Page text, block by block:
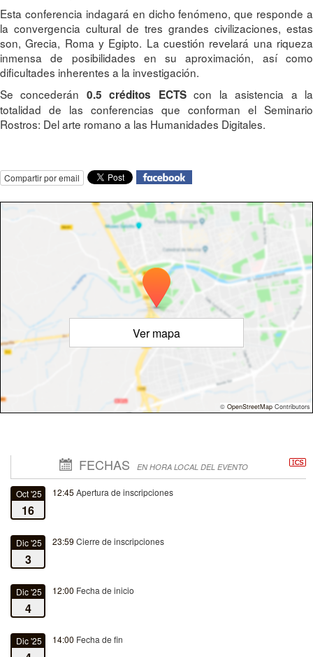
Esta conferencia indagará en dicho fenómeno, que responde a
la convergencia cultural de tres grandes civilizaciones, estas
son, Grecia, Roma y Egipto. La cuestión revelará una riqueza
inmensa de posibilidades en su aproximación, así como
dificultades inherentes a la investigación.
Se concederán 0.5 créditos ECTScon la asistencia a la
totalidad de las conferencias que conforman el Seminario
Rostros: Del arte romano a las Humanidades Digitales.
Compartir por email
Ver mapa
© OpenStreetMap Contributors
FECHAS EN HORA LOCAL DEL EVENTO
Oct '25
16
12:45 Apertura de inscripciones
Dic '25
3
23:59 Cierre de inscripciones
Dic '25
4
12:00 Fecha de inicio
Dic '25 14:00 Fecha de fin